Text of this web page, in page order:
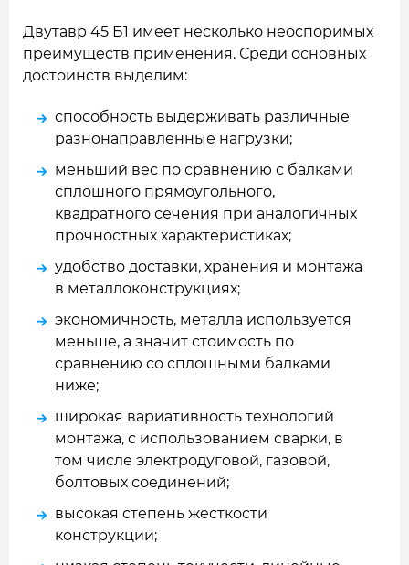
Двутавр 45 Б1 имеет несколько неоспоримых
преимуществ применения. Среди основных
достоинств выделим:
способность выдерживать различные
разнонаправленные нагрузки;
меньший вес по сравнению с балками
сплошного прямоугольного,
квадратного сечения при аналогичных
прочностных характеристиках;
удобство доставки, хранения и монтажа
в металлоконструкциях;
экономичность, металла используется
меньше, а значит стоимость по
сравнению со сплошными балками
ниже;
широкая вариативность технологий
монтажа, с использованием сварки, в
том числе электродуговой, газовой,
болтовых соединений;
высокая степень жесткости
конструкции;